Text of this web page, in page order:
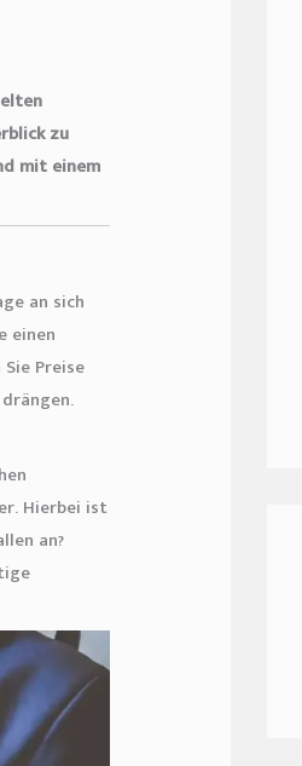
zu
mit einem
an sich
einen
Preise
Hierbei ist
an?